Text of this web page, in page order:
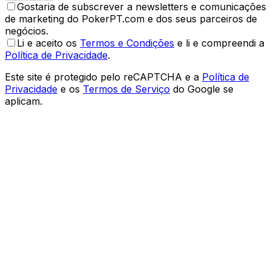
Gostaria de subscrever a newsletters e comunicações
de marketing do PokerPT.com e dos seus parceiros de
negócios.
Li e aceito os Termos e Condições e li e compreendi a
Política de Privacidade.
Este site é protegido pelo reCAPTCHA e a Política de
Privacidade e os Termos de Serviço do Google se
aplicam.